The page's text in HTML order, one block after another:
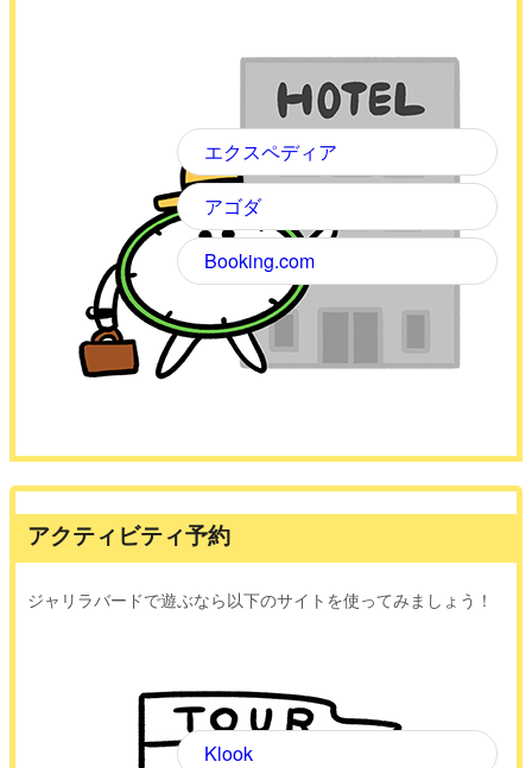
エクスペディア
アゴダ
Booking.com
アクティビティ予約
ジャリラバードで遊ぶなら以下のサイトを使ってみましょう！
Klook